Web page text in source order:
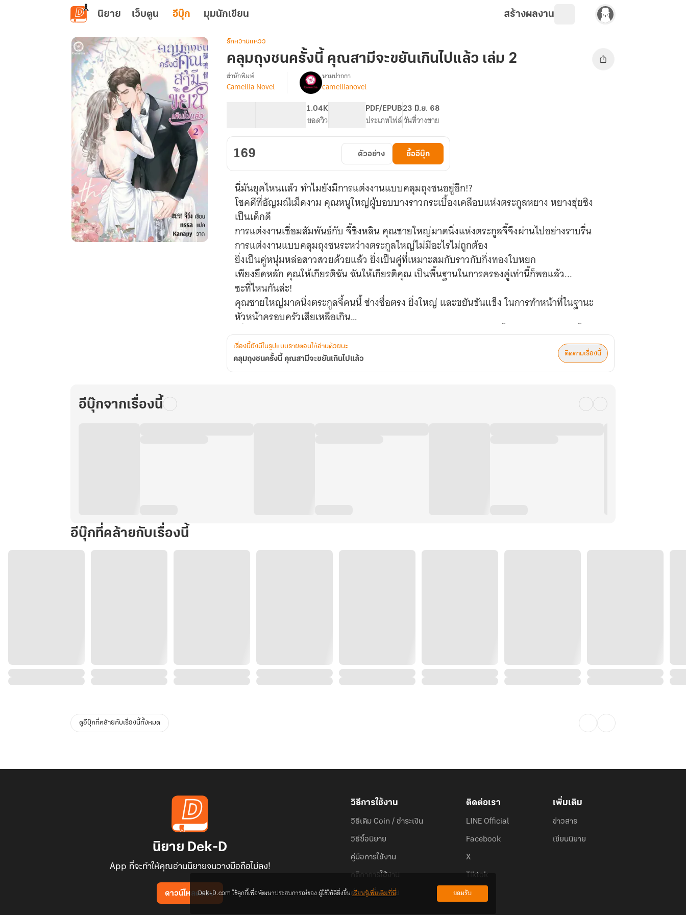
ข้ามไปยังเนื้อหาหลัก
นิยาย เว็บตูน อีบุ๊ก มุมนักเขียน สร้างผลงาน
เล่ม
รักหวานแหวว
คลุมถุงชนครั้งนี้ คุณสามีจะขยันเกินไปแล้ว เล่ม 2
เรื่อง
นี้
คุณ
สามี
จะ
เกิน
แล้ว
สำนักพิมพ์
Camellia Novel
นามปากกา
camellianovel
1.04K
ยอดวิว
PDF/EPUB
ประเภทไฟล์
23 มิ.ย. 68
วันที่วางขาย
169 ตัวอย่าง ซื้ออีบุ๊ก
นี่มันยุคไหนแล้ว ทำไมยังมีการแต่งงานแบบคลุมถุงชนอยู่อีก!?
โชคดีที่อัญมณีเม็ดงาม คุณหนูใหญ่ผู้บอบบางราวกระเบื้องเคลือบแห่งตระกูลหยาง หยางฮุ่ยชิง
เป็นเด็กดี
การแต่งงานเชื่อมสัมพันธ์กับ จี้ชิงหลิน คุณชายใหญ่มาดนิ่งแห่งตระกูลจี้จึงผ่านไปอย่างราบรื่น
การแต่งงานแบบคลุมถุงชนระหว่างตระกูลใหญ่ไม่มีอะไรไม่ถูกต้อง
ยิ่งเป็นคู่หนุ่มหล่อสาวสวยด้วยแล้ว ยิ่งเป็นคู่ที่เหมาะสมกับราวกับกิ่งทองใบหยก
เพียงยึดหลัก คุณให้เกียรติฉัน ฉันให้เกียรติคุณ เป็นพื้นฐานในการครองคู่เท่านี้ก็พอแล้ว...
ซะที่ไหนกันล่ะ!
คุณชายใหญ่มาดนิ่งตระกูลจี้คนนี้ ช่างชื่อตรง ยิ่งใหญ่ และขยันขันแข็ง ในการทำหน้าที่ในฐานะ
หัวหน้าครอบครัวเสียเหลือเกิน
เมื่อคว้าอัญมณีเม็ดงามมาไว้ในมือแล้วก็ไม่ลืม ‘เจียระไน’ อัญมณีเม็ดนี้ให้เปล่งประกายยิ่งขึ้นไป
อีก
ยิ่งเจียระไนยิ่งเพลิดเพลิน ยิ่งเจียระไนยิ่งขยันขันแข็ง!
เรื่องนี้ยังมีในรูปแบบรายตอนให้อ่านด้วยนะ
คลุมถุงชนครั้งนี้ คุณสามีจะขยันเกินไปแล้ว
ติดตามเรื่องนี้
อีบุ๊กจากเรื่องนี้
อีบุ๊กที่คล้ายกับเรื่องนี้
ดูอีบุ๊กที่คล้ายกับเรื่องนี้ทั้งหมด
นิยาย Dek-D
App ที่จะทำให้คุณอ่านนิยายจนวางมือถือไม่ลง!
ดาวน์โหลดแอป
วิธีการใช้งาน
วิธีเติม Coin / ชำระเงิน
วิธีซื้อนิยาย
คู่มือการใช้งาน
กติกาการใช้งาน
คำถามที่พบบ่อย
ติดต่อเรา
LINE Official
Facebook
X
Tiktok
เพิ่มเติม
ข่าวสาร
เขียนนิยาย
Dek-D.com ใช้คุกกี้เพื่อพัฒนาประสบการณ์ของ ผู้ใช้ให้ดียิ่งขึ้นเรียนรู้เพิ่มเติมที่นี่ ยอมรับ